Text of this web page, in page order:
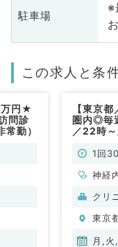
駐車場
※
この求人と条
万円★
問診
勤）
【東京
圏内◎毎
／22時
お仕事
1回
神経
科、
内科
クリ
東京
月,